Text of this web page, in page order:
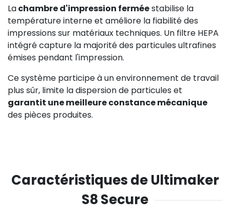
Lachambre d'impression ferméestabilise la
température interne et améliore la fiabilité des
impressions sur matériaux techniques. Un filtre HEPA
intégré capture la majorité des particules ultrafines
émises pendant l'impression.
Ce système participe à un environnement de travail
plus sûr, limite la dispersion de particules et
garantit une meilleure constance mécanique
des pièces produites.
Caractéristiques de Ultimaker
S8 Secure